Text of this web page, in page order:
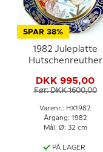
SPAR 38%
1982 Juleplatte
Hutschenreuther
DKK 995,00
Før: DKK 1600,00
Varenr.: HX1982
Årgang: 1982
Mål: Ø: 32 cm
PÅ LAGER